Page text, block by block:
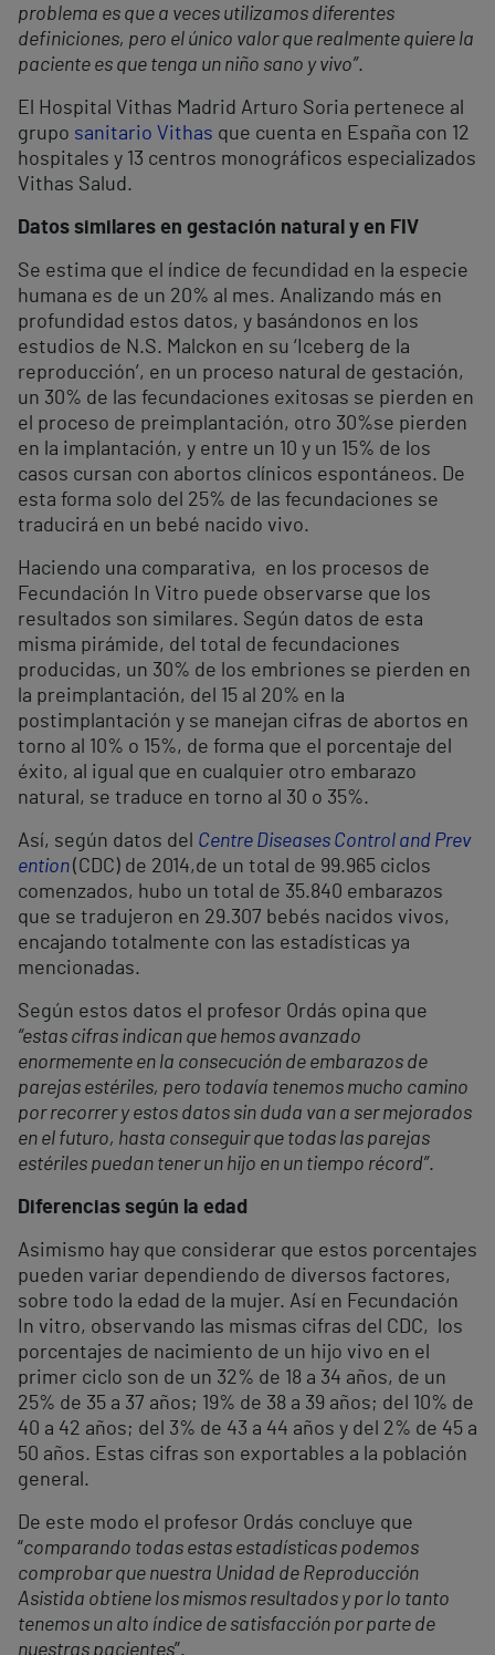
problema es que a veces utilizamos diferentes
definiciones, pero el único valor que realmente quiere la
paciente es que tenga un niño sano y vivo”.
El Hospital Vithas Madrid Arturo Soria pertenece al
grupo sanitario Vithas que cuenta en España con 12
hospitales y 13 centros monográficos especializados
Vithas Salud.
Datos similares en gestación natural y en FIV
Se estima que el índice de fecundidad en la especie
humana es de un 20% al mes. Analizando más en
profundidad estos datos, y basándonos en los
estudios de N.S. Malckon en su ‘Iceberg de la
reproducción’, en un proceso natural de gestación,
un 30% de las fecundaciones exitosas se pierden en
el proceso de preimplantación, otro 30%se pierden
en la implantación, y entre un 10 y un 15% de los
casos cursan con abortos clínicos espontáneos. De
esta forma solo del 25% de las fecundaciones se
traducirá en un bebé nacido vivo.
Haciendo una comparativa, en los procesos de
Fecundación In Vitro puede observarse que los
resultados son similares. Según datos de esta
misma pirámide, del total de fecundaciones
producidas, un 30% de los embriones se pierden en
la preimplantación, del 15 al 20% en la
postimplantación y se manejan cifras de abortos en
torno al 10% o 15%, de forma que el porcentaje del
éxito, al igual que en cualquier otro embarazo
natural, se traduce en torno al 30 o 35%.
Así, según datos del Centre Diseases Control and Prev
ention(CDC) de 2014,de un total de 99.965 ciclos
comenzados, hubo un total de 35.840 embarazos
que se tradujeron en 29.307 bebés nacidos vivos,
encajando totalmente con las estadísticas ya
mencionadas.
Según estos datos el profesor Ordás opina que
“estas cifras indican que hemos avanzado
enormemente en la consecución de embarazos de
parejas estériles, pero todavía tenemos mucho camino
por recorrer y estos datos sin duda van a ser mejorados
en el futuro, hasta conseguir que todas las parejas
estériles puedan tener un hijo en un tiempo récord”.
Diferencias según la edad
Asimismo hay que considerar que estos porcentajes
pueden variar dependiendo de diversos factores,
sobre todo la edad de la mujer. Así en Fecundación
In vitro, observando las mismas cifras del CDC, los
porcentajes de nacimiento de un hijo vivo en el
primer ciclo son de un 32% de 18 a 34 años, de un
25% de 35 a 37 años; 19% de 38 a 39 años; del 10% de
40 a 42 años; del 3% de 43 a 44 años y del 2% de 45 a
50 años. Estas cifras son exportables a la población
general.
De este modo el profesor Ordás concluye que
“comparando todas estas estadísticas podemos
comprobar que nuestra Unidad de Reproducción
Asistida obtiene los mismos resultados y por lo tanto
tenemos un alto índice de satisfacción por parte de
nuestras pacientes”.